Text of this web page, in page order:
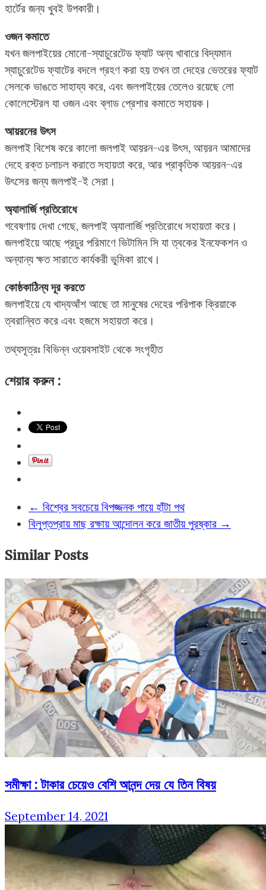
হার্টের জন্য খুবই উপকারী।
ওজন কমাতে
যখন জলপাইয়ের মোনো-স্যাচুরেটেড ফ্যাট অন্য খাবারে বিদ্যমান
স্যাচুরেটেড ফ্যাটের বদলে গ্রহণ করা হয় তখন তা দেহের ভেতরের ফ্যাট
সেলকে ভাঙতে সাহায্য করে, এবং জলপাইয়ের তেলেও রয়েছে লো
কোলেস্টেরল যা ওজন এবং ব্লাড প্রেশার কমাতে সহায়ক।
আয়রনের উৎস
জলপাই বিশেষ করে কালো জলপাই আয়রন-এর উৎস, আয়রন আমাদের
দেহে রক্ত চলাচল করাতে সহায়তা করে, আর প্রাকৃতিক আয়রন-এর
উৎসের জন্য জলপাই-ই সেরা।
অ্যালার্জি প্রতিরোধে
গবেষণায় দেখা গেছে, জলপাই অ্যালার্জি প্রতিরোধে সহায়তা করে।
জলপাইয়ে আছে প্রচুর পরিমাণে ভিটামিন সি যা ত্বকের ইনফেকশন ও
অন্যান্য ক্ষত সারাতে কার্যকরী ভুমিকা রাখে।
কোষ্ঠকাঠিন্য দূর করতে
জলপাইয়ে যে খাদ্যআঁশ আছে তা মানুষের দেহের পরিপাক ক্রিয়াকে
ত্বরান্বিত করে এবং হজমে সহায়তা করে।
তথ্যসূত্রঃ বিভিন্ন ওয়েবসাইট থেকে সংগৃহীত
শেয়ার করুন :
← বিশ্বের সবচেয়ে বিপজ্জনক পায়ে হাঁটা পথ
বিলুপ্তপ্রায় মাছ রক্ষায় আন্দোলন করে জাতীয় পুরষ্কার →
Similar Posts
সমীক্ষা : টাকার চেয়েও বেশি আনন্দ দেয় যে তিন বিষয়
September 14, 2021